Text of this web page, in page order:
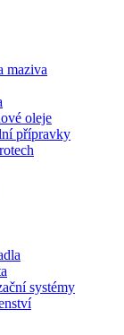
maziva
oleje
přípravky
systémy